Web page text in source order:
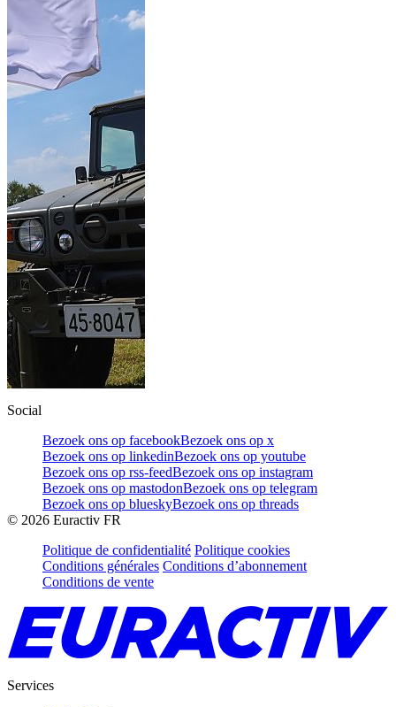
Social
Bezoek ons op facebookBezoek ons op x
Bezoek ons op linkedinBezoek ons op youtube
Bezoek ons op rss-feedBezoek ons op instagram
Bezoek ons op mastodonBezoek ons op telegram
Bezoek ons op blueskyBezoek ons op threads
© 2026 Euractiv FR
Politique de confidentialité Politique cookies
Conditions générales Conditions d’abonnement
Conditions de vente
Services